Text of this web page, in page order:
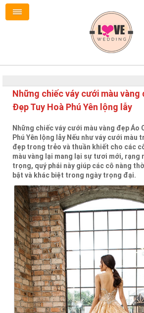
Những chiếc váy cưới màu vàng
Đẹp Tuy Hoà Phú Yên lộng lẫy
Những chiếc váy cưới màu vàng đẹp Áo
Phú Yên lộng lẫy Nếu như váy cưới màu
đẹp trong trẻo và thuần khiết cho các
màu vàng lại mang lại sự tươi mới, rạng
trọng, quý phái này giúp các cô nàng
bật và khác biệt trong ngày trọng đại.